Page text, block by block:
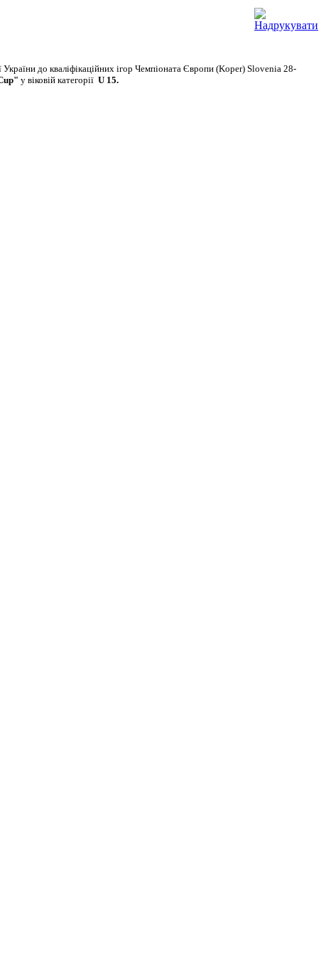
України до кваліфікаційних ігор Чемпіоната Європи (Koper) Slovenia 28-
у віковій категорії U 15.